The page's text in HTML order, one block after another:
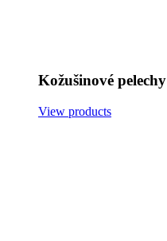
Kožušinové pelechy
View products